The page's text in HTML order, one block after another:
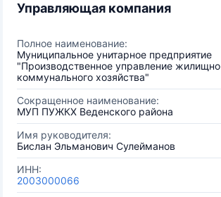
Управляющая компания
Полное наименование:
Муниципальное унитарное предприятие
"Производственное управление
коммунального хозяйства"
Сокращенное наименование:
МУП ПУЖКХ Веденского района
Имя руководителя:
Бислан Эльманович Сулейманов
ИНН:
2003000066